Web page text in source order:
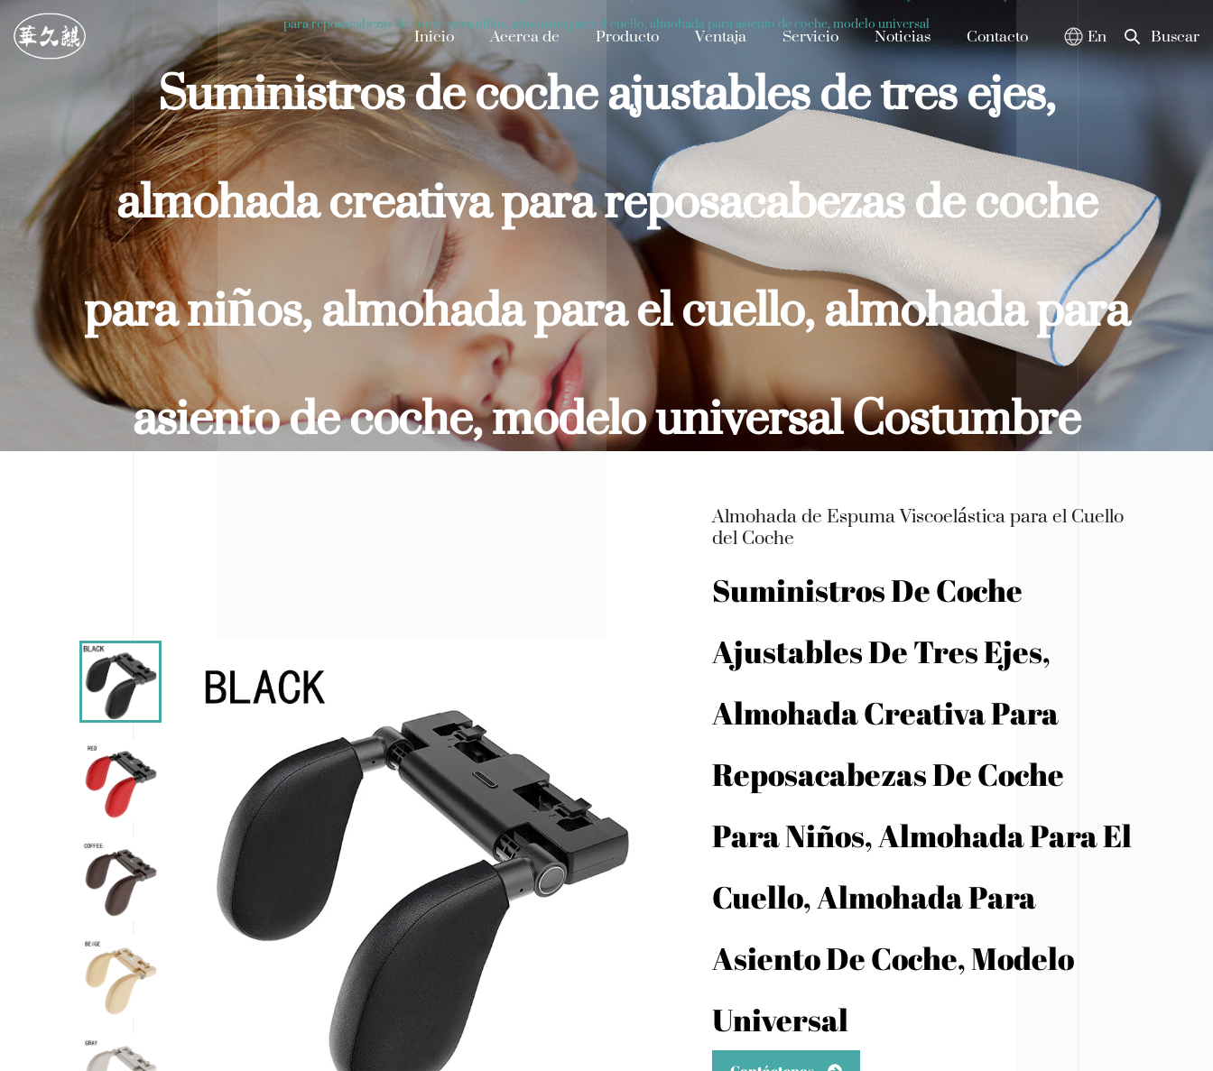
Inicio Acerca de Producto Ventaja Servicio Noticias Contacto En Buscar
para reposacabezas de coche para niños, almohada para el cuello, almohada para asiento de coche, modelo universal
Suministros de coche ajustables de tres ejes,
almohada creativa para reposacabezas de coche
para niños, almohada para el cuello, almohada para
asiento de coche, modelo universal Costumbre
Almohada de Espuma Viscoelástica para el Cuello
del Coche
Suministros De Coche
Ajustables De Tres Ejes,
Almohada Creativa Para
Reposacabezas De Coche
Para Niños, Almohada Para El
Cuello, Almohada Para
Asiento De Coche, Modelo
Universal